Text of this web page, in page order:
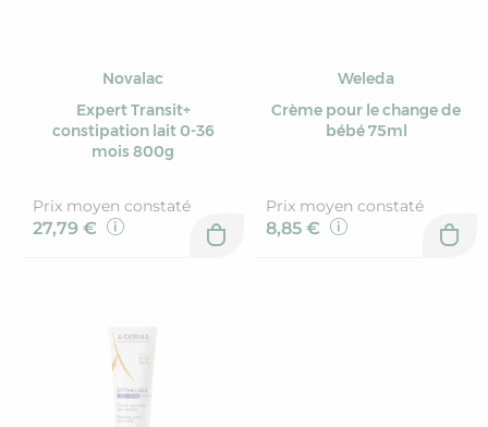
Novalac
Expert Transit+
constipation lait 0-36
mois 800g
Prix moyen constaté
27,79 €
Weleda
Crème pour le change de
bébé 75ml
Prix moyen constaté
8,85 €